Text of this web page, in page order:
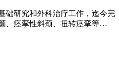
础研究和外科治疗工作，迄今完
、痉挛性斜颈、扭转痉挛等…